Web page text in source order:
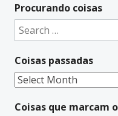
Procurando coisas
Search
for:
Coisas passadas
Coisas
Coisas que marcam